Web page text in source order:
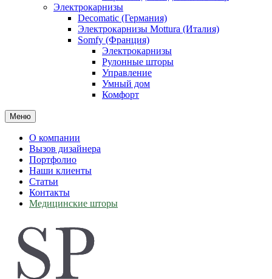
Электрокарнизы
Decomatic (Германия)
Электрокарнизы Mottura (Италия)
Somfy (Франция)
Электрокарнизы
Рулонные шторы
Управление
Умный дом
Комфорт
Меню
О компании
Вызов дизайнера
Портфолио
Наши клиенты
Статьи
Контакты
Медицинские шторы